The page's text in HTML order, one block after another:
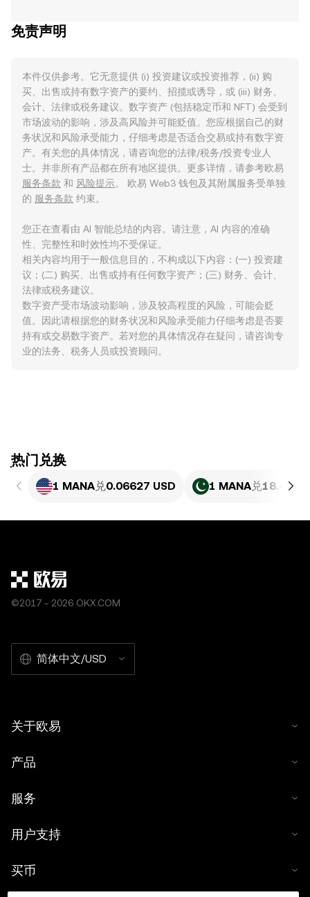
免责声明
本件仅供参考。它无意提供 (i) 投资建议或投资推荐，(ii) 购
买、出售或持有数字资产的要约、招揽或诱导，或 (iii) 财务、
会计、法律或税务建议。数字资产 (包括稳定币和 NFT) 会受到
市场波动的影响，涉及高风险并可能贬值。您应根据自己的财
务状况和风险承受能力，仔细考虑是否适合交易或持有数字资
产。有关您的具体情况，请咨询您的法律/税务/投资专业人
士。并非所有产品都在所有地区提供。更多详情，请参考欧易
服务条款 和 风险提示。 欧易 Web3 钱包及其附属服务受单独
的 服务条款 约束。
您正在查看由 AI 智能总结的内容。请注意，AI 内容的准确
性、完整性和时效性均不受保证。
相关内容均用于一般信息目的，不构成以下内容：(一) 投资建
议；(二) 购买、出售或持有任何数字资产；(三) 财务、会计、
法律或税务建议。
数字资产受市场波动影响，涉及较高程度的风险，可能会贬
值。因此请根据您的财务状况和风险承受能力仔细考虑是否要
持有或交易数字资产。若对您的具体情况存在疑问，请咨询专
业的法务、税务人员或投资顾问。
ִִִִִִִִִִִִִִִִִִִִִִִִִִִִִִִִִִִִִִִִִִִִִִִִ热门兑换
1 MANA兑0.06627 USD 1 MANA兑18.4 PKR
©2017 - 2026 OKX.COM
简体中文/USD
关于欧易
产品
服务
用户支持
买币